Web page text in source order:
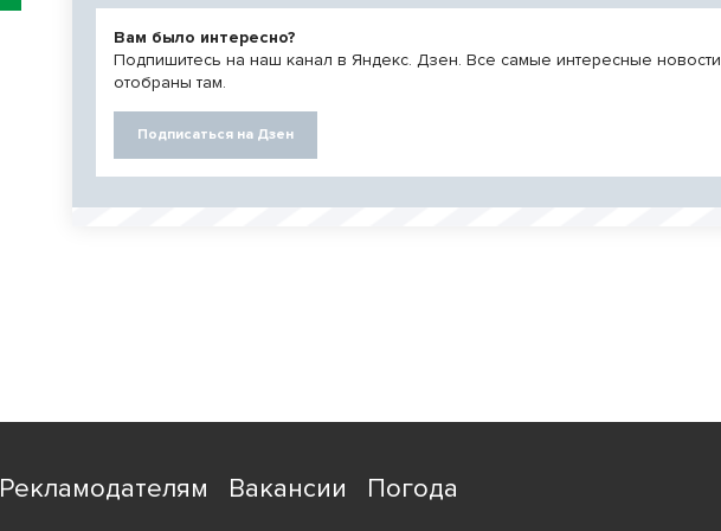
Вам было интересно?
Подпишитесь на наш канал в Яндекс. Дзен. Все самые интересные новости
отобраны там.
Подписаться на Дзен
Рекламодателям Вакансии Погода